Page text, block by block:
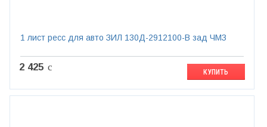
1 лист ресс для авто ЗИЛ 130Д-2912100-В зад ЧМЗ
2 425 c КУПИТЬ